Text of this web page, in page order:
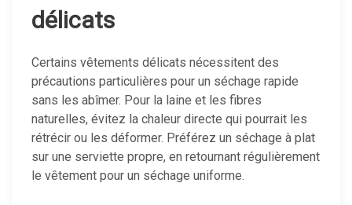
délicats
Certains vêtements délicats nécessitent des
précautions particulières pour un séchage rapide
sans les abîmer. Pour la laine et les fibres
naturelles, évitez la chaleur directe qui pourrait les
rétrécir ou les déformer. Préférez un séchage à plat
sur une serviette propre, en retournant régulièrement
le vêtement pour un séchage uniforme.